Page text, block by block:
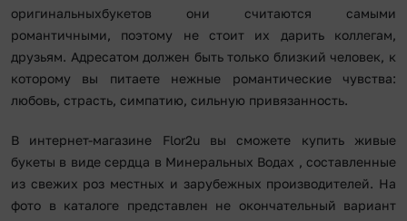
оригинальныхбукетов они считаются самыми
романтичными, поэтому не стоит их дарить коллегам,
друзьям. Адресатом должен быть только близкий человек, к
которому вы питаете нежные романтические чувства:
любовь, страсть, симпатию, сильную привязанность.
В интернет-магазине Flor2u вы сможете купить живые
букеты в виде сердца в Минеральных Водах , составленные
из свежих роз местных и зарубежных производителей. На
фото в каталоге представлен не окончательный вариант